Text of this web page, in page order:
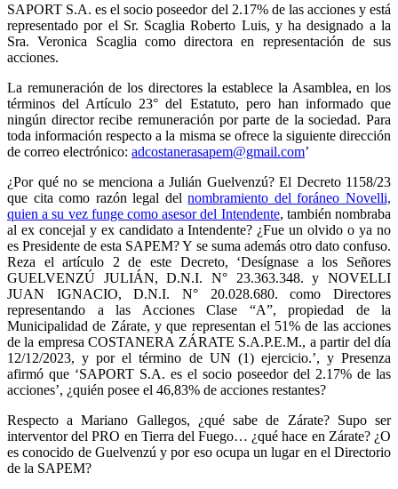
SAPORT S.A. es el socio poseedor del 2.17% de las acciones y está
representado por el Sr. Scaglia Roberto Luis, y ha designado a la
Sra. Veronica Scaglia como directora en representación de sus
acciones.
La remuneración de los directores la establece la Asamblea, en los
términos del Artículo 23° del Estatuto, pero han informado que
ningún director recibe remuneración por parte de la sociedad. Para
toda información respecto a la misma se ofrece la siguiente dirección
de correo electrónico: adcostanerasapem@gmail.com’
¿Por qué no se menciona a Julián Guelvenzú? El Decreto 1158/23
que cita como razón legal delnombramiento del foráneo Novelli,
quien a su vez funge como asesor del Intendente, también nombraba
al ex concejal y ex candidato a Intendente? ¿Fue un olvido o ya no
es Presidente de esta SAPEM? Y se suma además otro dato confuso.
Reza el artículo 2 de este Decreto, ‘Desígnase a los Señores
GUELVENZÚ JULIÁN, D.N.I. N° 23.363.348. y NOVELLI
JUAN IGNACIO, D.N.I. N° 20.028.680. como Directores
representando a las Acciones Clase “A”, propiedad de la
Municipalidad de Zárate, y que representan el 51% de las acciones
de la empresa COSTANERA ZÁRATE S.A.P.E.M., a partir del día
12/12/2023, y por el término de UN (1) ejercicio.’, y Presenza
afirmó que ‘SAPORT S.A. es el socio poseedor del 2.17% de las
acciones’, ¿quién posee el 46,83% de acciones restantes?
Respecto a Mariano Gallegos, ¿qué sabe de Zárate? Supo ser
interventor del PRO en Tierra del Fuego… ¿qué hace en Zárate? ¿O
es conocido de Guelvenzú y por eso ocupa un lugar en el Directorio
de la SAPEM?